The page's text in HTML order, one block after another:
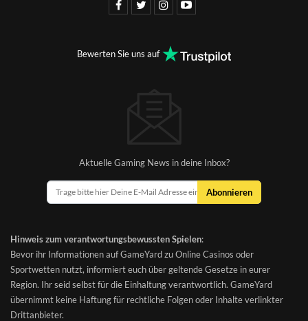
Bewerten Sie uns auf
Aktuelle Gaming News in deine Inbox?
Abonnieren
Hinweis zum verantwortungsbewussten Spielen:
Bevor ihr Informationen auf GameYard zu Online Casinos oder
Sportwetten nutzt, informiert euch über geltende Gesetze in eurer
Region. Ihr seid selbst für die Einhaltung verantwortlich. GameYard
übernimmt keine Haftung für rechtliche Folgen oder Inhalte verlinkter
Drittanbieter.